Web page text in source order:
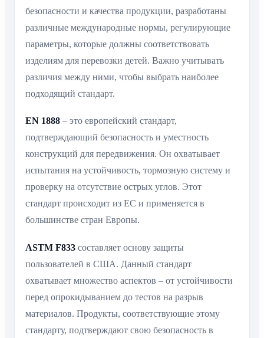
безопасности и качества продукции, разработаны
различные международные нормы, регулирующие
параметры, которые должны соответствовать
изделиям для перевозки детей. Важно учитывать
различия между ними, чтобы выбрать наиболее
подходящий стандарт.
EN 1888 – это европейский стандарт,
подтверждающий безопасность и уместность
конструкций для передвижения. Он охватывает
испытания на устойчивость, тормозную систему и
проверку на отсутствие острых углов. Этот
стандарт происходит из ЕС и применяется в
большинстве стран Европы.
ASTM F833 составляет основу защиты
пользователей в США. Данный стандарт
охватывает множество аспектов – от устойчивости
перед опрокидыванием до тестов на разрыв
материалов. Продукты, соответствующие этому
стандарту, подтверждают свою безопасность в